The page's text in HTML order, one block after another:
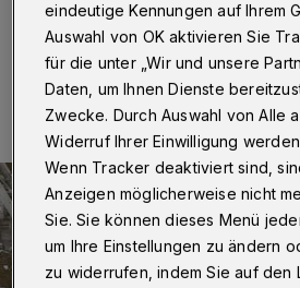
14.06.2025 , 14:00 Uhr 2 Minuten
eindeutige Kennungen auf Ihrem
Auswahl von OK aktivieren Sie
für die unter „Wir und unsere
Daten, um Ihnen Dienste
Zwecke. Durch Auswahl von Alle
Widerruf Ihrer Einwilligung
Wenn Tracker deaktiviert sind,
Anzeigen möglicherweise nicht
Sie. Sie können dieses Menü
um Ihre Einstellungen zu ändern
zu widerrufen, indem Sie auf den